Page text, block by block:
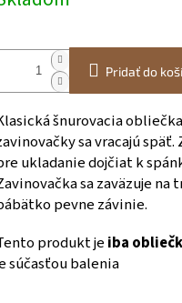
Pridať do
šnurovacia
sa vracajú
ukladanie dojčiat k
sa zaväzuje na
pevne závinie.
produkt jeiba
súčasťou balenia